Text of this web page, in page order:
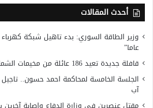
أحدث المقالات
عاما”
قافلة جديدة تعيد 186 عائلة من مخيمات الشمال إلى ريف حماة
آب